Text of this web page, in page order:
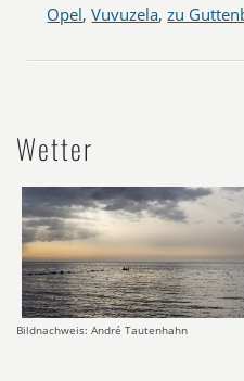
Opel,Vuvuzela,zu
Wetter
Bildnachweis: André Tautenhahn